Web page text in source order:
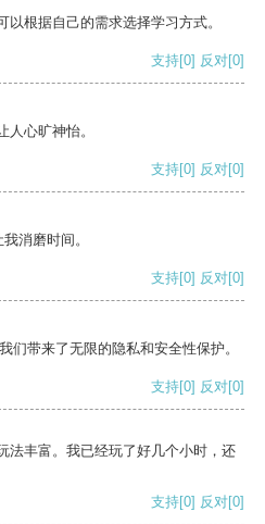
根据自己的需求选择学习方式。
支持[0] 反对[0]
心旷神怡。
支持[0] 反对[0]
消磨时间。
支持[0] 反对[0]
们带来了无限的隐私和安全性保护。
支持[0] 反对[0]
法丰富。我已经玩了好几个小时，还
支持[0] 反对[0]